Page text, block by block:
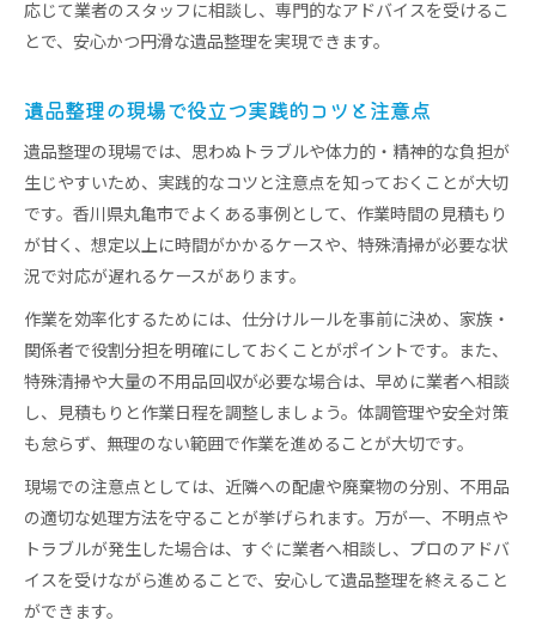
応じて業者のスタッフに相談し、専門的なアドバイスを受けるこ
とで、安心かつ円滑な遺品整理を実現できます。
遺品整理の現場で役立つ実践的コツと注意点
遺品整理の現場では、思わぬトラブルや体力的・精神的な負担が
生じやすいため、実践的なコツと注意点を知っておくことが大切
です。香川県丸亀市でよくある事例として、作業時間の見積もり
が甘く、想定以上に時間がかかるケースや、特殊清掃が必要な状
況で対応が遅れるケースがあります。
作業を効率化するためには、仕分けルールを事前に決め、家族・
関係者で役割分担を明確にしておくことがポイントです。また、
特殊清掃や大量の不用品回収が必要な場合は、早めに業者へ相談
し、見積もりと作業日程を調整しましょう。体調管理や安全対策
も怠らず、無理のない範囲で作業を進めることが大切です。
現場での注意点としては、近隣への配慮や廃棄物の分別、不用品
の適切な処理方法を守ることが挙げられます。万が一、不明点や
トラブルが発生した場合は、すぐに業者へ相談し、プロのアドバ
イスを受けながら進めることで、安心して遺品整理を終えること
ができます。